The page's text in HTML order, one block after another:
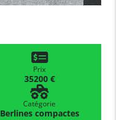
Prix
35200 €
Catégorie
Berlines compactes